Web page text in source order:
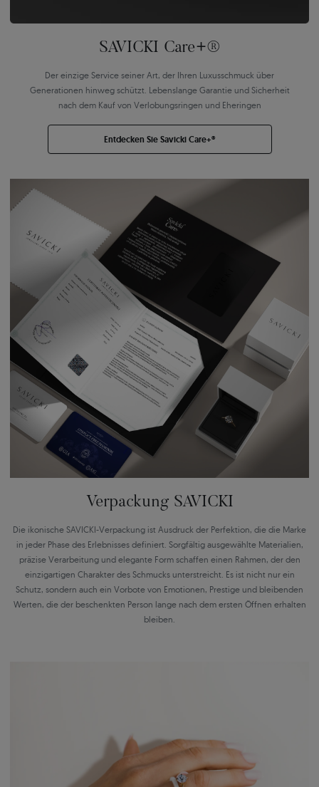
SAVICKI Care+®
Der einzige Service seiner Art, der Ihren Luxusschmuck über
Generationen hinweg schützt. Lebenslange Garantie und Sicherheit
nach dem Kauf von Verlobungsringen und Eheringen
Entdecken Sie Savicki Care+®
Verpackung SAVICKI
Die ikonische SAVICKI-Verpackung ist Ausdruck der Perfektion, die die Marke
in jeder Phase des Erlebnisses definiert. Sorgfältig ausgewählte Materialien,
präzise Verarbeitung und elegante Form schaffen einen Rahmen, der den
einzigartigen Charakter des Schmucks unterstreicht. Es ist nicht nur ein
Schutz, sondern auch ein Vorbote von Emotionen, Prestige und bleibenden
Werten, die der beschenkten Person lange nach dem ersten Öffnen erhalten
bleiben.